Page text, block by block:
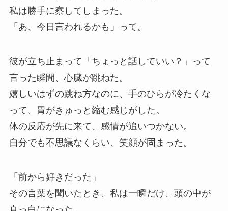
私は勝手に察してしまった。
「あ、今日言われるかも」って。
彼が立ち止まって「ちょっと話していい？」って
言った瞬間、心臓が跳ねた。
嬉しいはずの跳ね方なのに、手のひらが冷たくな
って、胃がきゅっと縮む感じがした。
体の反応が先に来て、感情が追いつかない。
自分でも不思議なくらい、笑顔が固まった。
「前から好きだった」
その言葉を聞いたとき、私は一瞬だけ、頭の中が